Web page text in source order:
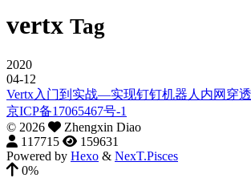
vertx Tag
2020
04-12
Vertx入门到实战—实现钉钉机器人内网穿
京ICP备17065467号-1
© 2026
Zhengxin Diao
117715
159631
Powered by Hexo & NexT.Pisces
0%